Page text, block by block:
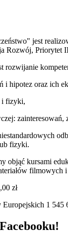
jest
Rozwój, Priorytet
rozwijanie
i hipotez oraz ich
i fizyki,
fizyki.
objąć kursami
filmowych
zł
1 545